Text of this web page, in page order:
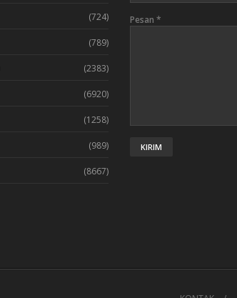
(724)
(789)
(2383)
(6920)
(1258)
(989)
(8667)
Pesan *